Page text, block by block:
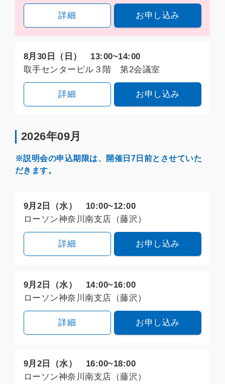
詳細 お申し込み
8月30日（日） 13:00~14:00
取手センタービル３階 第2会議室
詳細 お申し込み
2026年09月
※説明会の申込期限は、開催日7日前とさせていた
だきます。
9月2日（水） 10:00~12:00
ローソン神奈川南支店（藤沢）
詳細 お申し込み
9月2日（水） 14:00~16:00
ローソン神奈川南支店（藤沢）
詳細 お申し込み
9月2日（水） 16:00~18:00
ローソン神奈川南支店（藤沢）